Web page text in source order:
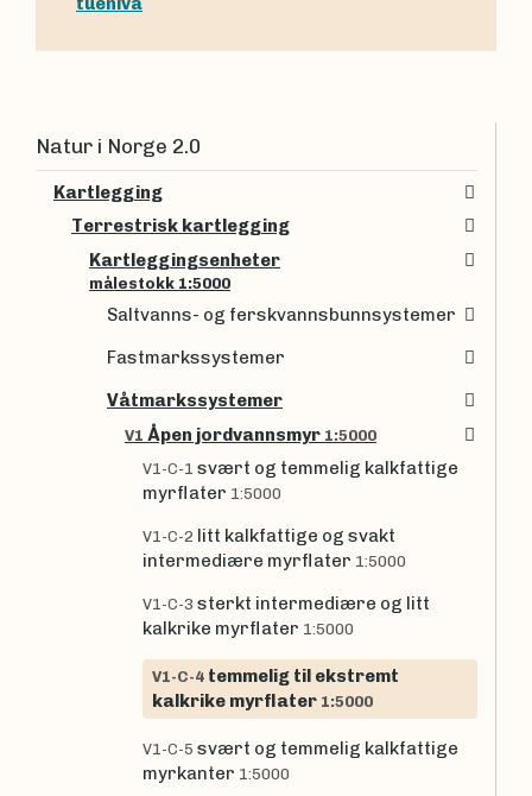
Natur i Norge 2.0
Kartlegging
Terrestrisk kartlegging
Kartleggingsenheter
målestokk 1:5000
Saltvanns- og ferskvannsbunnsystemer
Fastmarkssystemer
Våtmarkssystemer
V1 Åpen jordvannsmyr 1:5000
V1-C-1 svært og temmelig kalkfattige
myrflater 1:5000
V1-C-2 litt kalkfattige og svakt
intermediære myrflater 1:5000
V1-C-3 sterkt intermediære og litt
kalkrike myrflater 1:5000
V1-C-4 temmelig til ekstremt
kalkrike myrflater 1:5000
V1-C-5 svært og temmelig kalkfattige
myrkanter 1:5000